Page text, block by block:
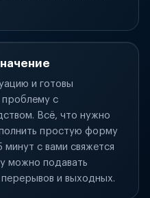
и готовы
проблему с
Всё, что нужно
простую форму
минут с вами свяжется
можно подавать
и выходных.